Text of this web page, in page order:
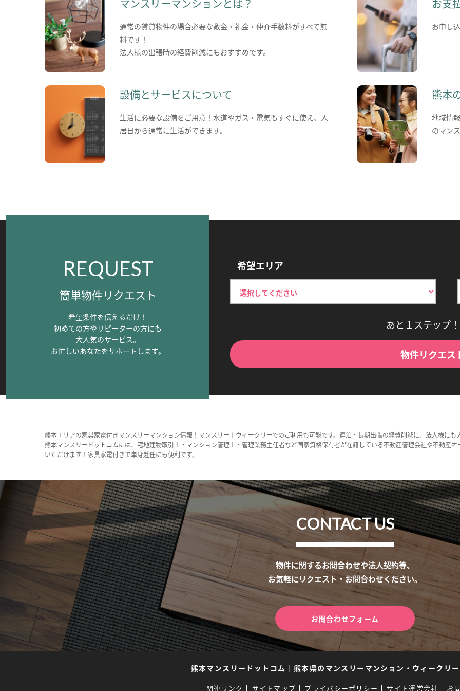
マンスリーマンションとは？
通常の賃貸物件の場合必要な敷金・礼金・仲介手数料がすべて無
料です！
法人様の出張時の経費削減にもおすすめです。
お支
お申し
設備とサービスについて
生活に必要な設備をご用意！水道やガス・電気もすぐに使え、入
居日から通常に生活ができます。
熊本
地域情
のマン
REQUEST
簡単物件リクエスト
希望条件を伝えるだけ！
初めての方やリピーターの方にも
大人気のサービス。
お忙しいあなたをサポートします。
希望エリア
あと１ステップ
物件リクエス
熊本エリアの家具家電付きマンスリーマンション情報！マンスリー＋ウィークリーでのご利用も可能です。連泊・長期出張の経費削減に、法人様にも
熊本マンスリードットコムには、宅地建物取引士・マンション管理士・管理業務主任者など国家資格保有者が在籍している不動産管理会社や不動産
いただけます！家具家電付きで単身赴任にも便利です。
CONTACT US
物件に関するお問合わせや法人契約等、
お気軽にリクエスト・お問合わせください。
お問合わせフォーム
熊本マンスリードットコム ｜ 熊本県のマンスリーマンション・ウィークリ
関連リンク サイトマップ プライバシーポリシー サイト運営会社 お